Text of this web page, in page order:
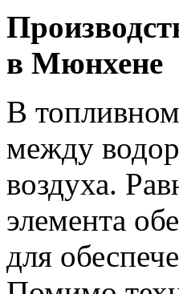
в Мюнхене
В
между
воздуха.
элемента
для